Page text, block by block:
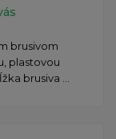
brusivom
plastovou
brusiva ...